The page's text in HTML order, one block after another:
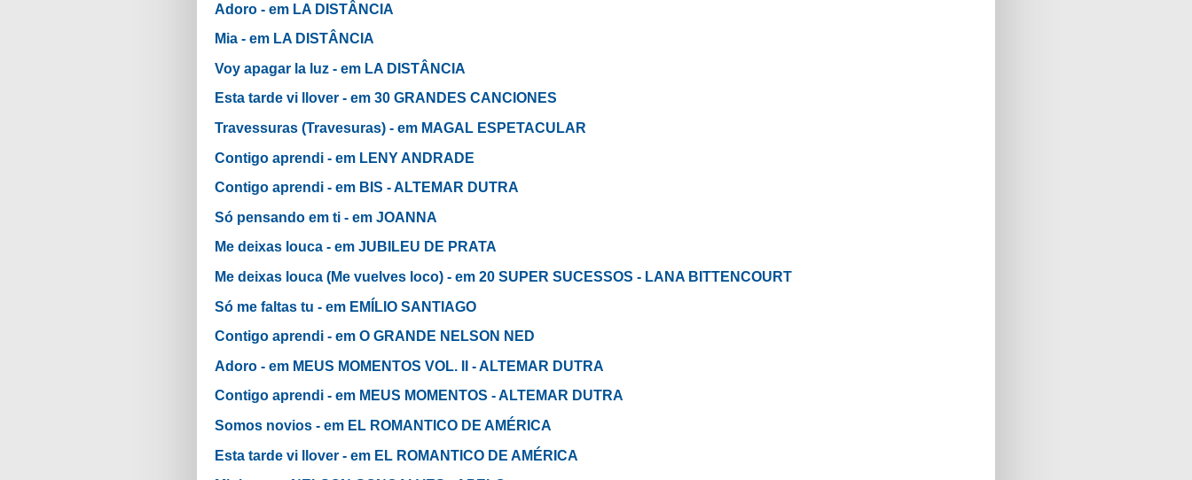
Adoro - em LA DISTÂNCIA
Mia - em LA DISTÂNCIA
Voy apagar la luz - em LA DISTÂNCIA
Esta tarde vi llover - em 30 GRANDES CANCIONES
Travessuras (Travesuras) - em MAGAL ESPETACULAR
Contigo aprendi - em LENY ANDRADE
Contigo aprendi - em BIS - ALTEMAR DUTRA
Só pensando em ti - em JOANNA
Me deixas louca - em JUBILEU DE PRATA
Me deixas louca (Me vuelves loco) - em 20 SUPER SUCESSOS - LANA BITTENCOURT
Só me faltas tu - em EMÍLIO SANTIAGO
Contigo aprendi - em O GRANDE NELSON NED
Adoro - em MEUS MOMENTOS VOL. II - ALTEMAR DUTRA
Contigo aprendi - em MEUS MOMENTOS - ALTEMAR DUTRA
Somos novios - em EL ROMANTICO DE AMÉRICA
Esta tarde vi llover - em EL ROMANTICO DE AMÉRICA